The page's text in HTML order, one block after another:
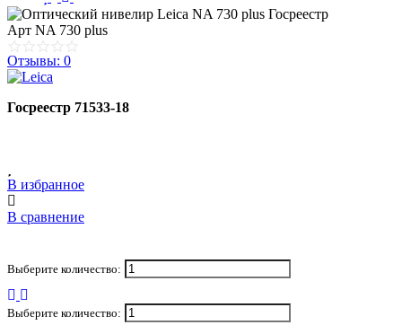
Арт NA 730 plus
Отзывы: 0
Госреестр 71533-18
В избранное
В сравнение
Выберите количество:
Выберите количество: